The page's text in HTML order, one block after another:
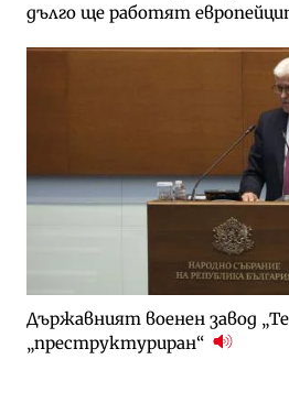
дълго ще работят
Държавният военен завод
„преструктуриран“